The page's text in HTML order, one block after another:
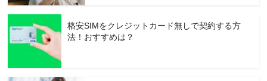
格安SIMをクレジットカード無しで契約する方
法！おすすめは？